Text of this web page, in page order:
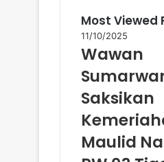
Most Viewed
11/10/2025
Wawan
Saksikan
Maulid